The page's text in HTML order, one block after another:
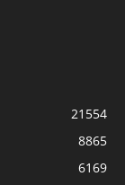
21554
8865
6169